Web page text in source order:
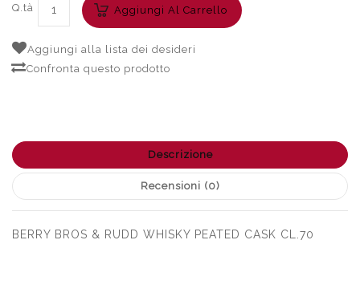
Q.tà Aggiungi Al Carrello
Aggiungi alla lista dei desideri
Confronta questo prodotto
Descrizione
Recensioni (0)
BERRY BROS & RUDD WHISKY PEATED CASK CL.70